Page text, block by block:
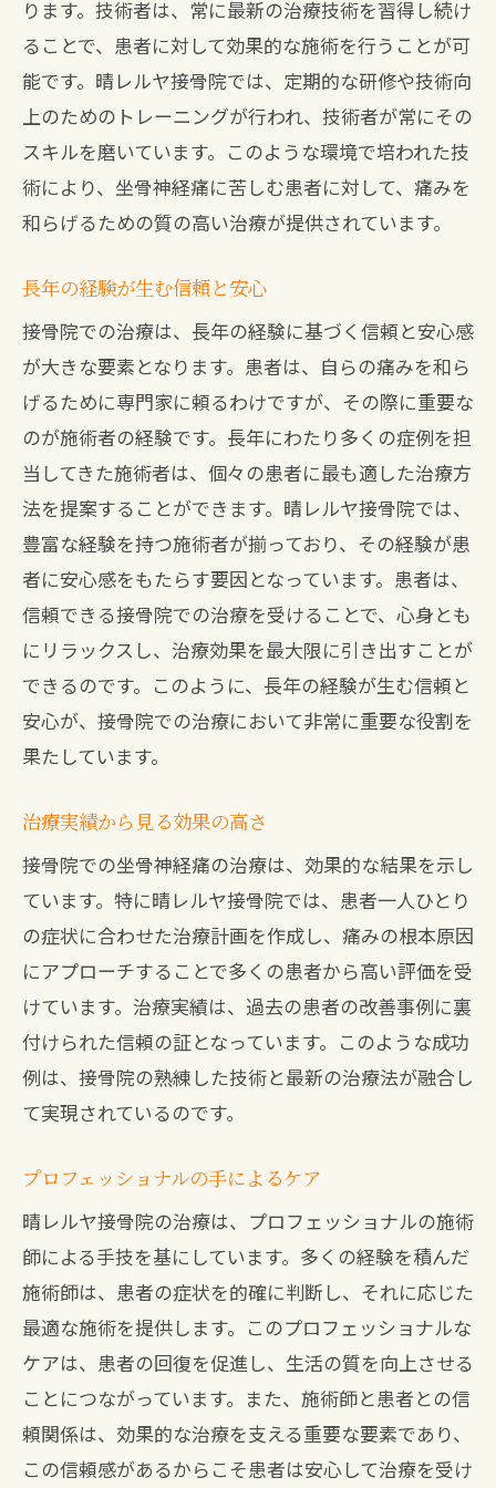
ります。技術者は、常に最新の治療技術を習得し続け
ることで、患者に対して効果的な施術を行うことが可
能です。晴レルヤ接骨院では、定期的な研修や技術向
上のためのトレーニングが行われ、技術者が常にその
スキルを磨いています。このような環境で培われた技
術により、坐骨神経痛に苦しむ患者に対して、痛みを
和らげるための質の高い治療が提供されています。
長年の経験が生む信頼と安心
接骨院での治療は、長年の経験に基づく信頼と安心感
が大きな要素となります。患者は、自らの痛みを和ら
げるために専門家に頼るわけですが、その際に重要な
のが施術者の経験です。長年にわたり多くの症例を担
当してきた施術者は、個々の患者に最も適した治療方
法を提案することができます。晴レルヤ接骨院では、
豊富な経験を持つ施術者が揃っており、その経験が患
者に安心感をもたらす要因となっています。患者は、
信頼できる接骨院での治療を受けることで、心身とも
にリラックスし、治療効果を最大限に引き出すことが
できるのです。このように、長年の経験が生む信頼と
安心が、接骨院での治療において非常に重要な役割を
果たしています。
治療実績から見る効果の高さ
接骨院での坐骨神経痛の治療は、効果的な結果を示し
ています。特に晴レルヤ接骨院では、患者一人ひとり
の症状に合わせた治療計画を作成し、痛みの根本原因
にアプローチすることで多くの患者から高い評価を受
けています。治療実績は、過去の患者の改善事例に裏
付けられた信頼の証となっています。このような成功
例は、接骨院の熟練した技術と最新の治療法が融合し
て実現されているのです。
プロフェッショナルの手によるケア
晴レルヤ接骨院の治療は、プロフェッショナルの施術
師による手技を基にしています。多くの経験を積んだ
施術師は、患者の症状を的確に判断し、それに応じた
最適な施術を提供します。このプロフェッショナルな
ケアは、患者の回復を促進し、生活の質を向上させる
ことにつながっています。また、施術師と患者との信
頼関係は、効果的な治療を支える重要な要素であり、
この信頼感があるからこそ患者は安心して治療を受け